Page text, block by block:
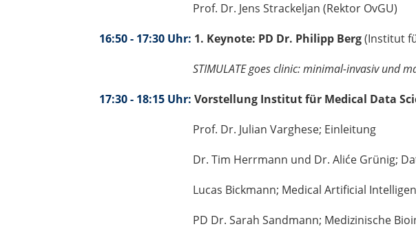
Prof. Dr. Jens Strackeljan (Rektor OvGU)
16:50 - 17:30 Uhr: 1. Keynote: PD Dr. Philipp Berg(Institut
STIMULATE goes clinic: minimal-invasiv und
17:30 - 18:15 Uhr: Vorstellung Institut für Medical Data
Prof. Dr. Julian Varghese; Einleitung
Dr. Tim Herrmann und Dr. Aliće Grünig;
Lucas Bickmann; Medical Artificial
PD Dr. Sarah Sandmann; Medizinische